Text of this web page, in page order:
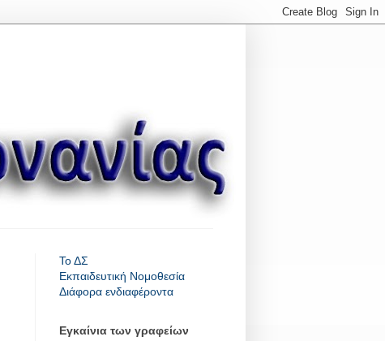
Το ΔΣ
Εκπαιδευτική Νομοθεσία
Διάφορα ενδιαφέροντα
Εγκαίνια των γραφείων